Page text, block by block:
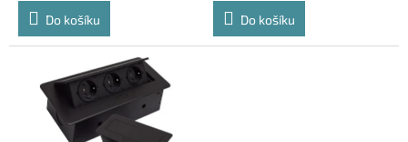
Do košíku Do košíku